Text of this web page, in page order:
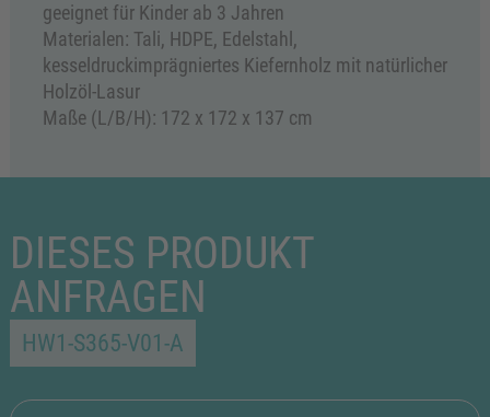
geeignet für Kinder ab 3 Jahren
Materialen: Tali, HDPE, Edelstahl,
kesseldruckimprägniertes Kiefernholz mit natürlicher
Holzöl-Lasur
Maße (L/B/H): 172 x 172 x 137 cm
DIESES PRODUKT
ANFRAGEN
HW1-S365-V01-A